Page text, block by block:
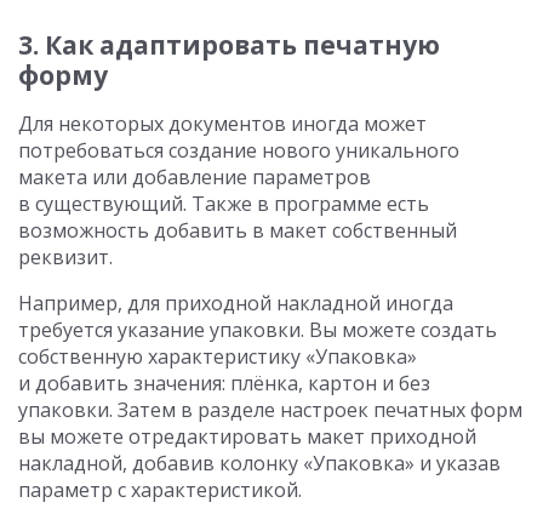
3. Как адаптировать печатную
форму
Для некоторых документов иногда может
потребоваться создание нового уникального
макета или добавление параметров
в существующий. Также в программе есть
возможность добавить в макет собственный
реквизит.
Например, для приходной накладной иногда
требуется указание упаковки. Вы можете создать
собственную характеристику «Упаковка»
и добавить значения: плёнка, картон и без
упаковки. Затем в разделе настроек печатных форм
вы можете отредактировать макет приходной
накладной, добавив колонку «Упаковка» и указав
параметр с характеристикой.